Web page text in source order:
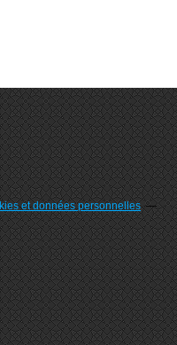
et données personnelles